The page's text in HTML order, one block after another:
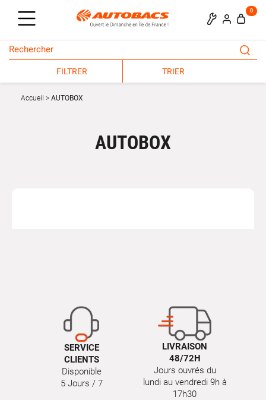
0
FILTRER TRIER
Accueil AUTOBOX
AUTOBOX
SERVICE
CLIENTS
Disponible
5 Jours / 7
LIVRAISON
48/72H
Jours ouvrés du
lundi au vendredi 9h à
17h30